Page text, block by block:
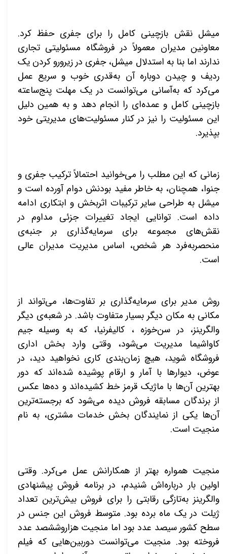
میشل نقش بازچینی کامل را برای جفری حفظ کرد.
معاونین مدیران معمولاً در فروشگاه مسئولیتی تجاری
ندارند اما بنا به استدلال میشل، جفری در زیرورو کردن یک
ردیف و چیدن دوباره آن به‌قدری خوب و سریع عمل
می‌کرد که به‌آسانی می‌توانست در یک مهلت پنج‌ساعته
بازچینی کامل و عمده‌ای را انجام دهد و به همین دلیل
این مسئولیت را نیز در کنار مسئولیت‌های مدیریتی خود
بپذیرد.
زمانی که این مطلب را می‌خوانید احتمالاً ترکیب جفری و
جنوا، همچنان، به خاطر مفید بودنش دوام آورده است و
میشل به طراحی سایر ترکیبات اثربخش و ابتکاری ادامه
داده است. توانایی ایجاد تغییرات جزئی مداوم در
نقش‌های مجموعه برای سرمایه‌گذاری بر جنبه‌ی
منحصر‌به‌فرد هر شخص، اساس مدیریت مدیران عالی
است.
روش مدیر برای سرمایه‌گذاری بر تفاوت‌ها، می‌تواند از
مکانی به مکان دیگر بسیار متفاوت باشد. در شعبه‌ی دیگر
والگرینز، در سن‌خوزه ، کالیفرنیا، که به وسیله جیم
کاواشیما مدیریت می‌شود، وقتی وارد بخش اداری
فروشگاه شوید، هیچ زمان‌بندی کاری نخواهید دید، در
عوض، دیوارها با آمار و ارقام پوشیده‌ شده‌اند که دور
بهترین آن‌ها با ماژیک قرمز خط کشیده‌اند و ده‌ها عکس
از برندگان مسابقه فروش دیده می‌شود که برجسته‌ترین
آن‌ها یکی از نمایندگان بخش خدمات مشتری، به ‌نام
منجیت است.
منجیت همواره بهتر از همکارانش عمل می‌کرد. وقتی
اولین بار درباره‌اش شنیدم، در برنامه فروش پیشنهادی
والگرینز به‌تازگی رقابتی را برای فروش بیش‌ترین تعداد
ژیلت در یک ماه برده بود. متوسط فروش این جنس در
سطح کشور سیصد عدد بود اما منجیت هزار‌و‌ششصد عدد
فروخته بود. منجیت می‌توانست دوربین‌هایی که فیلم